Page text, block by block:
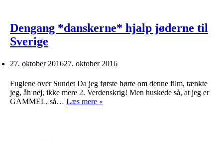
Dengang *danskerne* hjalp jøderne til
Sverige
27. oktober 201627. oktober 2016
Fuglene over Sundet Da jeg første hørte om denne film, tænkte
jeg, åh nej, ikke mere 2. Verdenskrig! Men huskede så, at jeg er
GAMMEL, så… Læs mere »